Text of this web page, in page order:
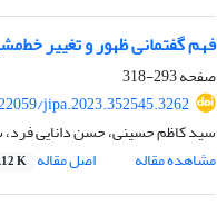
فهم گفتمانی ظهور و تغییر
صفحه293-318
jipa.2023.352545.3262
سید کاظم حسینی، حسن دانایی
مشاهده مقاله
اصل مقاله K